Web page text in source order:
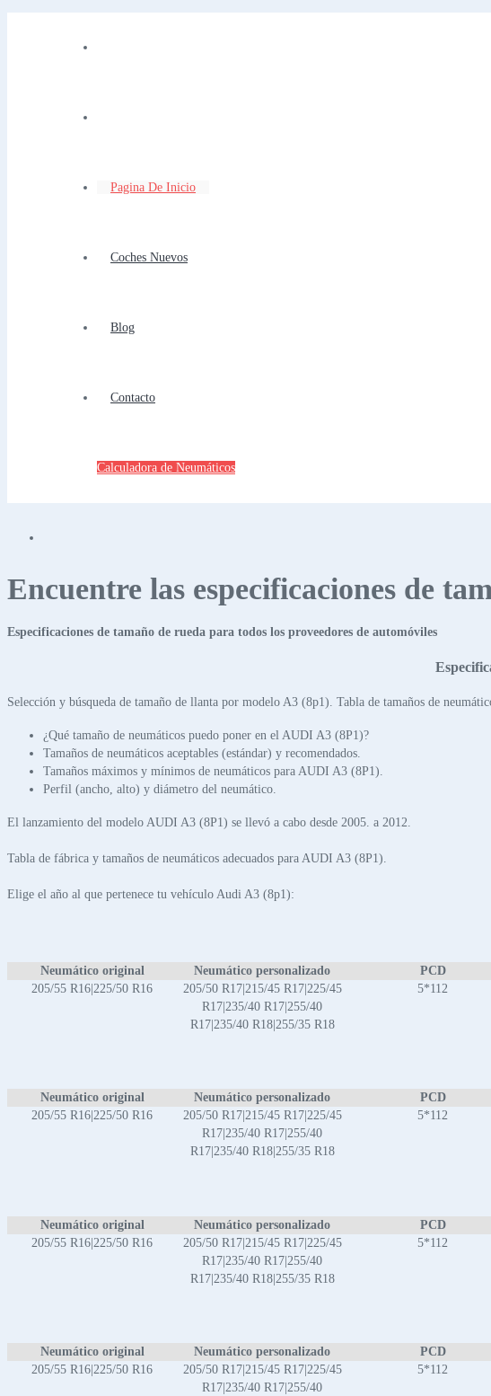
Pagina De Inicio
Coches Nuevos
Blog
Contacto
Calculadora de Neumáticos
Encuentre las especificaciones de
Especificaciones de tamaño de rueda para todos los proveedores de automóviles
Selección y búsqueda de tamaño de llanta por modelo A3 (8p1). Tabla de tamaños de
¿Qué tamaño de neumáticos puedo poner en el AUDI A3 (8P1)?
Tamaños de neumáticos aceptables (estándar) y recomendados.
Tamaños máximos y mínimos de neumáticos para AUDI A3 (8P1).
Perfil (ancho, alto) y diámetro del neumático.
El lanzamiento del modelo AUDI A3 (8P1) se llevó a cabo desde 2005. a 2012.
Tabla de fábrica y tamaños de neumáticos adecuados para AUDI A3 (8P1).
Elige el año al que pertenece tu vehículo Audi A3 (8p1):
Neumático original Neumático personalizado PCD
205/55 R16|225/50 R16
205/50 R17|215/45 R17|225/45
R17|235/40 R17|255/40
R17|235/40 R18|255/35 R18
5*112
Neumático original Neumático personalizado PCD
205/55 R16|225/50 R16
205/50 R17|215/45 R17|225/45
R17|235/40 R17|255/40
R17|235/40 R18|255/35 R18
5*112
Neumático original Neumático personalizado PCD
205/55 R16|225/50 R16
205/50 R17|215/45 R17|225/45
R17|235/40 R17|255/40
R17|235/40 R18|255/35 R18
5*112
Neumático original Neumático personalizado PCD
205/55 R16|225/50 R16
205/50 R17|215/45 R17|225/45
R17|235/40 R17|255/40
5*112